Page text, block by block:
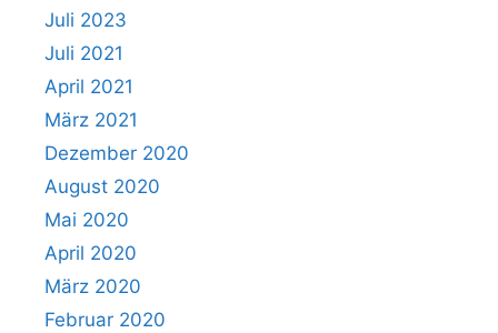
Juli 2023
Juli 2021
April 2021
März 2021
Dezember 2020
August 2020
Mai 2020
April 2020
März 2020
Februar 2020